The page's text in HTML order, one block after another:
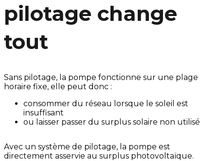
pilotage change
tout
Sans pilotage, la pompe fonctionne sur une plage
horaire fixe, elle peut donc :
consommer du réseau lorsque le soleil est
insuffisant
ou laisser passer du surplus solaire non utilisé
Avec un système de pilotage, la pompe est
directement asservie au surplus photovoltaïque.